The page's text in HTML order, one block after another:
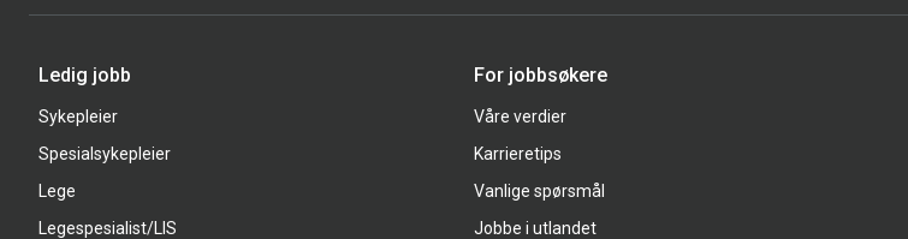
Ledig jobb
Sykepleier
Spesialsykepleier
Lege
Legespesialist/LIS
For jobbsøkere
Våre verdier
Karrieretips
Vanlige spørsmål
Jobbe i utlandet